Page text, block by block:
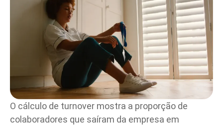
O cálculo de turnover mostra a proporção de
colaboradores que saíram da empresa em